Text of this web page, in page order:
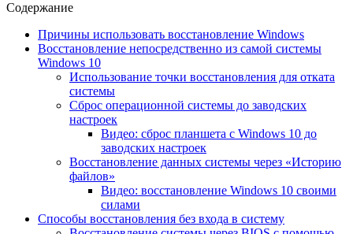
Содержание
Причины использовать восстановление Windows
Восстановление непосредственно из самой системы
Windows 10
Использование точки восстановления для отката
системы
Сброс операционной системы до заводских
настроек
Видео: сброс планшета с Windows 10 до
заводских настроек
Восстановление данных системы через «Историю
файлов»
Видео: восстановление Windows 10 своими
силами
Способы восстановления без входа в систему